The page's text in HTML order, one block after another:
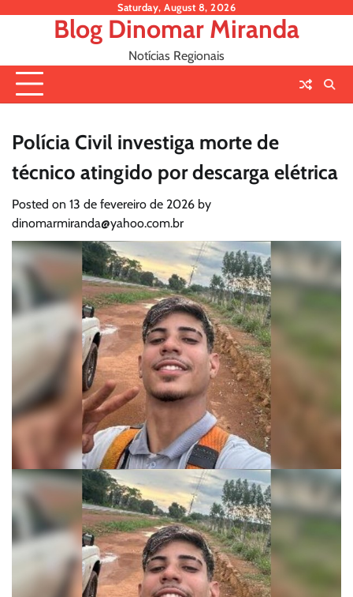
Saturday, August 8, 2026
Blog Dinomar Miranda
Notícias Regionais
Polícia Civil investiga morte de
técnico atingido por descarga elétrica
Posted on 13 de fevereiro de 2026 by
dinomarmiranda@yahoo.com.br